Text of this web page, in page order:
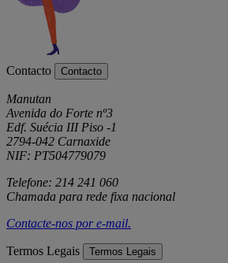
Contacto Contacto
Manutan
Avenida do Forte nº3
Edf. Suécia III Piso -1
2794-042 Carnaxide
NIF: PT504779079
Telefone: 214 241 060
Chamada para rede fixa nacional
Contacte-nos pore-mail.
Termos Legais Termos Legais